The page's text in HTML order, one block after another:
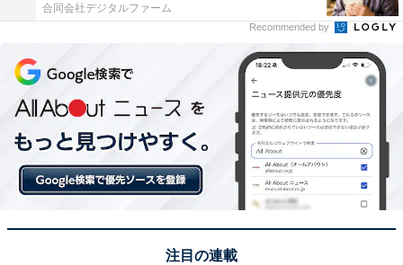
「水虫治してから来てください［プール監視員］（20
代・男性）」
「レジが混んでいる時、友達同士でどちらが支払いする
か揉めないでほしいです（30代・女性）」
合同会社デジタルファーム
Recommended by
注目の連載